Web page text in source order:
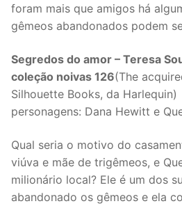
foram mais que amigos há
gêmeos abandonados podem
Segredos do amor – Teresa
coleção noivas 126(The
Silhouette Books, da Harlequin)
personagens: Dana Hewitt e
Qual seria o motivo do
viúva e mãe de trigêmeos, e
milionário local? Ele é um dos
abandonado os gêmeos e ela